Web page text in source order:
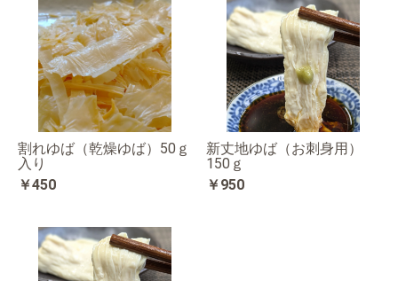
割れゆば（乾燥ゆば）50ｇ
入り
￥450
新丈地ゆば（お刺身用）
150ｇ
￥950